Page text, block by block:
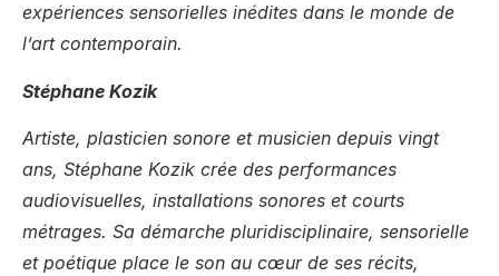
expériences sensorielles inédites dans le monde de
l’art contemporain.
Stéphane Kozik
Artiste, plasticien sonore et musicien depuis vingt
ans, Stéphane Kozik crée des performances
audiovisuelles, installations sonores et courts
métrages. Sa démarche pluridisciplinaire, sensorielle
et poétique place le son au cœur de ses récits,